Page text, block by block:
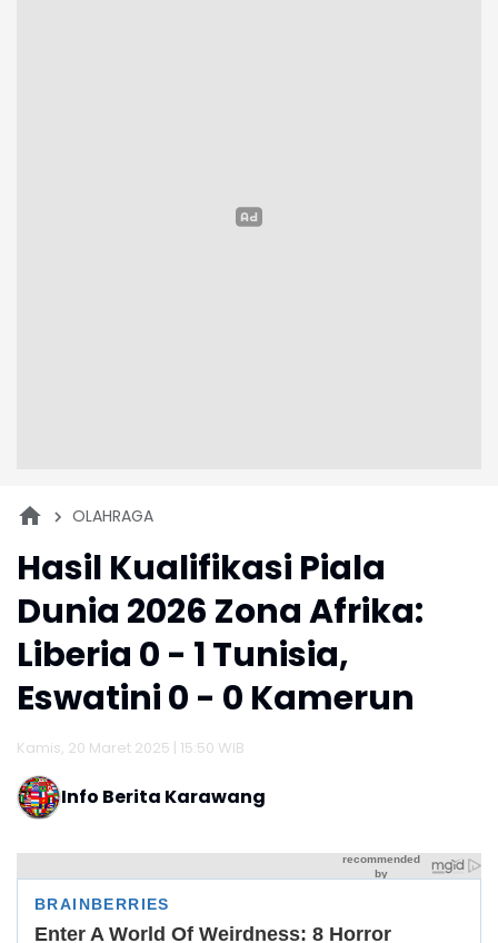
OLAHRAGA
Hasil Kualifikasi Piala
Dunia 2026 Zona Afrika:
Liberia 0 - 1 Tunisia,
Eswatini 0 - 0 Kamerun
Kamis, 20 Maret 2025 | 15:50 WIB
Info Berita Karawang